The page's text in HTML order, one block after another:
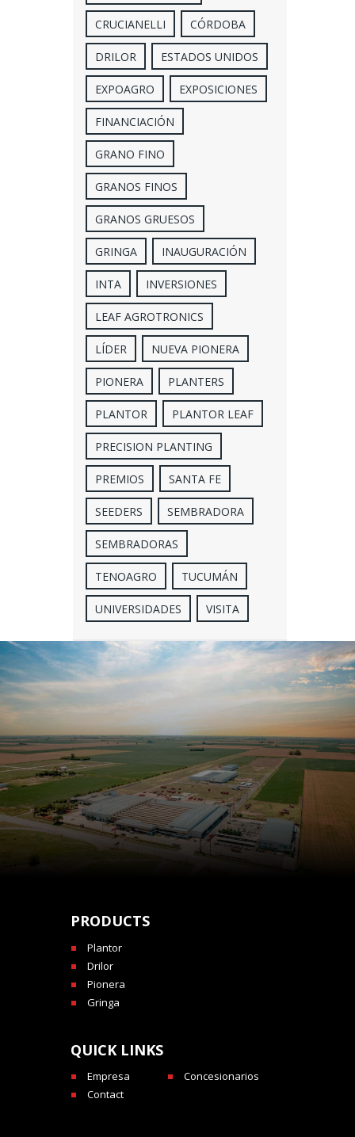
CRUCIANELLI CÓRDOBA
DRILOR ESTADOS UNIDOS
EXPOAGRO EXPOSICIONES
FINANCIACIÓN
GRANO FINO
GRANOS FINOS
GRANOS GRUESOS
GRINGA INAUGURACIÓN
INTA INVERSIONES
LEAF AGROTRONICS
LÍDER NUEVA PIONERA
PIONERA PLANTERS
PLANTOR PLANTOR LEAF
PRECISION PLANTING
PREMIOS SANTA FE
SEEDERS SEMBRADORA
SEMBRADORAS
TENOAGRO TUCUMÁN
UNIVERSIDADES VISITA
PRODUCTS
Plantor
Drilor
Pionera
Gringa
QUICK LINKS
Empresa
Concesionarios
Contact